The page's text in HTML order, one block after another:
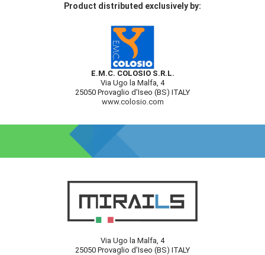
Product distributed exclusively by:
E.M.C. COLOSIO S.R.L.
Via Ugo la Malfa, 4
25050 Provaglio d'Iseo (BS) ITALY
www.colosio.com
Via Ugo la Malfa, 4
25050 Provaglio d'Iseo (BS) ITALY